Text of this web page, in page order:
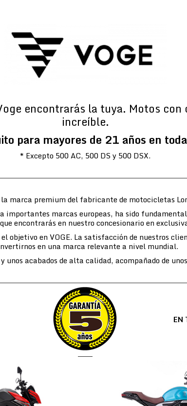
encontrarás la tuya. Motos
increíble.
para mayores de 21 años en
* Excepto 500 AC, 500 DS y 500 DSX.
la marca premium del fabricante de motocicletas
marcas europeas, ha sido
encontrarás en nuestro concesionario en
objetivo en VOGE. La satisfacción de nuestros
en una marca relevante a nivel mundial.
acabados de alta calidad, acompañado de
EN